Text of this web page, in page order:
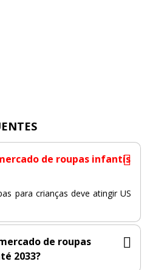
de roupas infantis
para crianças deve atingir US
de roupas
2033?